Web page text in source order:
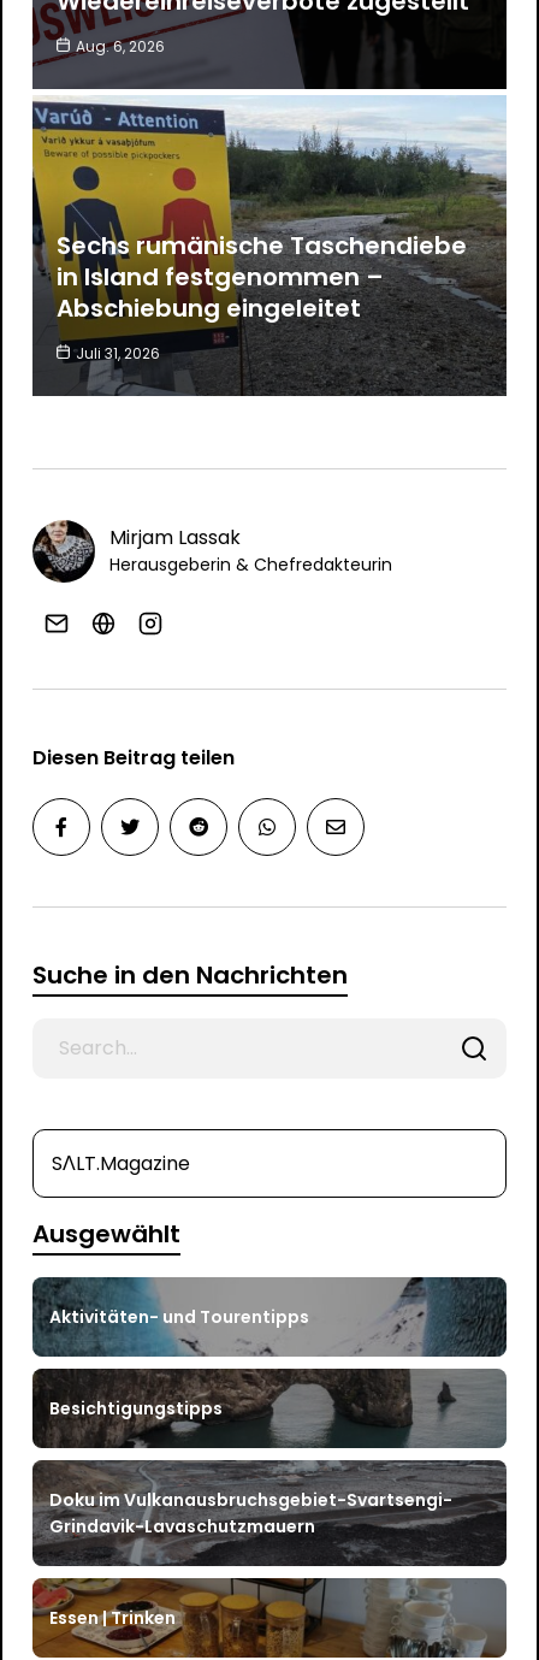
Aug. 6, 2026
Sechs rumänische Taschendiebe
in Island festgenommen –
Abschiebung eingeleitet
Juli 31, 2026
Mirjam Lassak
Herausgeberin & Chefredakteurin
Diesen Beitrag teilen
Suche in den Nachrichten
SΛLT.Magazine
Ausgewählt
Aktivitäten- und Tourentipps
Besichtigungstipps
Doku im Vulkanausbruchsgebiet-Svartsengi-
Grindavik-Lavaschutzmauern
Essen | Trinken